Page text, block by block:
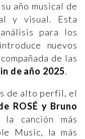
año musical de
y visual. Esta
para los
nuevos
de las
de año 2025.
de alto perfil, el
ROSÉ y Bruno
canción más
Music, la más